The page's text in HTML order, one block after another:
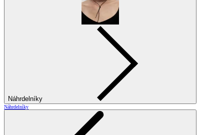
Náhrdelníky
Náhrdelníky